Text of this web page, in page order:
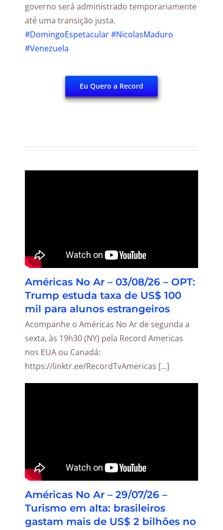
governo será administrado temporariamente
até uma transição justa.
#DomingoEspetacular#NicolasMaduro
#Venezuela
Eu Quero a Record
Américas No Ar – 03/08/26 – OPT:
Trump estuda taxa de US$ 100
mil para alunos estrangeiros
Acompanhe o Américas No Ar de segunda a
sexta, às 19h30 (NY) pela Record Americas
nos EUA ou Canadá:
https://linktr.ee/RecordTvAmericas [...]
Américas No Ar – 29/07/26 –
Turismo em alta: brasileiros
gastam mais de US$ 2 bilhões no